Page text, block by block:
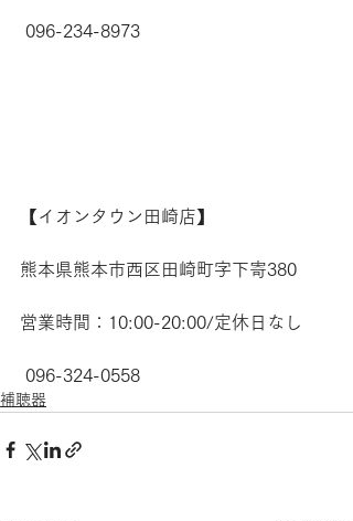
096-234-8973
【​イオンタウン田崎店】
熊本県熊本市西区田崎町字下寄380
営業時間：10:00-20:00/定休日なし
096-324-0558
補聴器